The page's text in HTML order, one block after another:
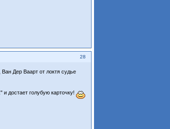
28
Дер Ваарт от локтя судье
достает голубую карточку!